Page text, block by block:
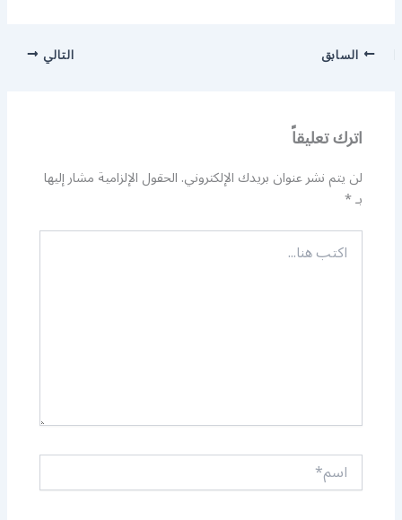
السابق التالي
اترك تعليقاً
لن يتم نشر عنوان بريدك الإلكتروني.الحقول الإلزامية مشار إليها
بـ*
اكتب
هنا...
اسم*